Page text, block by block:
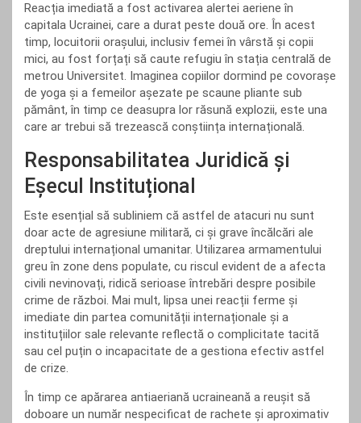
Reacția imediată a fost activarea alertei aeriene în
capitala Ucrainei, care a durat peste două ore. În acest
timp, locuitorii orașului, inclusiv femei în vârstă și copii
mici, au fost forțați să caute refugiu în stația centrală de
metrou Universitet. Imaginea copiilor dormind pe covorașe
de yoga și a femeilor așezate pe scaune pliante sub
pământ, în timp ce deasupra lor răsună explozii, este una
care ar trebui să trezească conștiința internațională.
Responsabilitatea Juridică și
Eșecul Instituțional
Este esențial să subliniem că astfel de atacuri nu sunt
doar acte de agresiune militară, ci și grave încălcări ale
dreptului internațional umanitar. Utilizarea armamentului
greu în zone dens populate, cu riscul evident de a afecta
civili nevinovați, ridică serioase întrebări despre posibile
crime de război. Mai mult, lipsa unei reacții ferme și
imediate din partea comunității internaționale și a
instituțiilor sale relevante reflectă o complicitate tacită
sau cel puțin o incapacitate de a gestiona efectiv astfel
de crize.
În timp ce apărarea antiaeriană ucraineană a reușit să
doboare un număr nespecificat de rachete și aproximativ